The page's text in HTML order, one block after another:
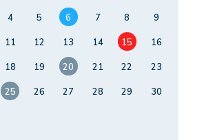
4 5 6 7 8
9
11 12 13 14 15
16
18 19 20 21 22
23
25 26 27 28 29
30